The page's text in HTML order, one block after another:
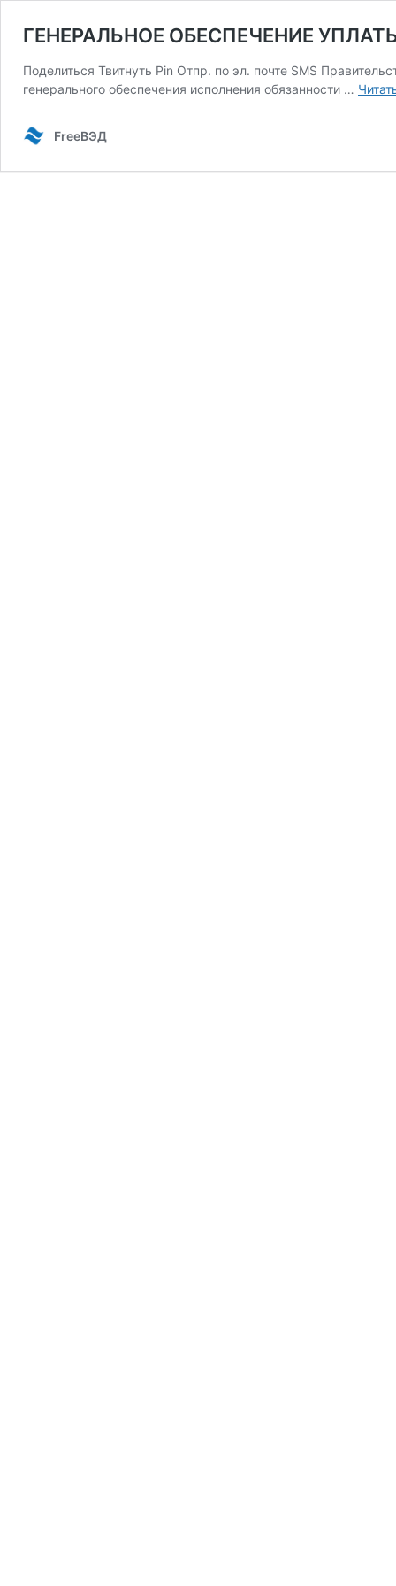
ГЕНЕРАЛЬНОЕ ОБЕСПЕЧЕНИЕ
Поделиться Твитнуть Pin Отпр. по эл. почте SMS
генерального обеспечения исполнения обязанности …
FreeВЭД